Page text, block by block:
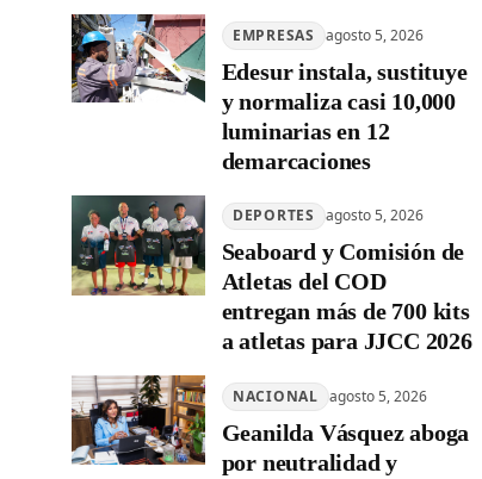
EMPRESAS agosto 5, 2026
Edesur instala, sustituye
y normaliza casi 10,000
luminarias en 12
demarcaciones
DEPORTES agosto 5, 2026
Seaboard y Comisión de
Atletas del COD
entregan más de 700 kits
a atletas para JJCC 2026
NACIONAL agosto 5, 2026
Geanilda Vásquez aboga
por neutralidad y